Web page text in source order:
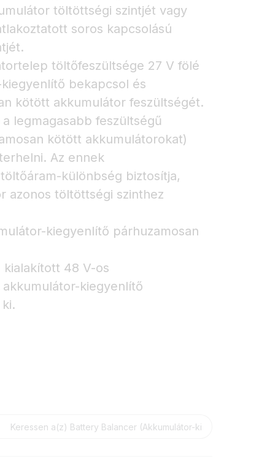
töltöttségi szintjét vagy
soros kapcsolású
töltőfeszültsége 27 V fölé
bekapcsol és
kötött akkumulátor feszültségét.
legmagasabb feszültségű
kötött akkumulátorokat)
Az ennek
különbség biztosítja,
azonos töltöttségi szinthez
kiegyenlítő párhuzamosan
kialakított 48 V-os
kiegyenlítő